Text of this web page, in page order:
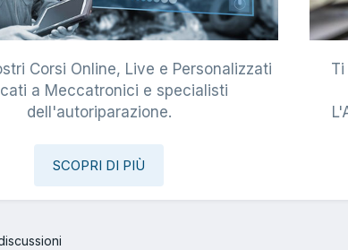
Corsi Online, Live e Personalizzati
a Meccatronici e specialisti
dell'autoriparazione.
SCOPRI DI PIÙ